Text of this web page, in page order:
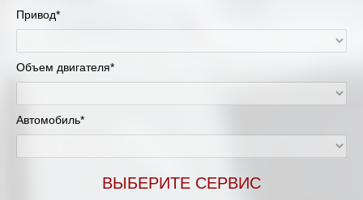
Привод*
Объем двигателя*
Автомобиль*
ВЫБЕРИТЕ СЕРВИС